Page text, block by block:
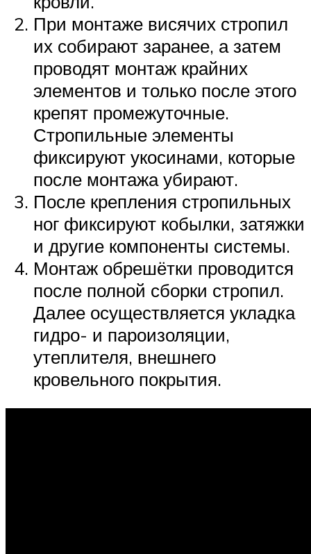
При монтаже висячих стропил
их собирают заранее, а затем
проводят монтаж крайних
элементов и только после этого
крепят промежуточные.
Стропильные элементы
фиксируют укосинами, которые
после монтажа убирают.
После крепления стропильных
ног фиксируют кобылки, затяжки
и другие компоненты системы.
Монтаж обрешётки проводится
после полной сборки стропил.
Далее осуществляется укладка
гидро- и пароизоляции,
утеплителя, внешнего
кровельного покрытия.